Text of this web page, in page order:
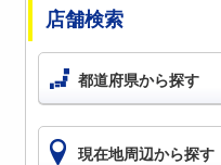
店舗検索
都道府県から探す
現在地周辺から探す